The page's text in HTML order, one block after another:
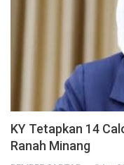
KY Tetapkan 14
Ranah Minang